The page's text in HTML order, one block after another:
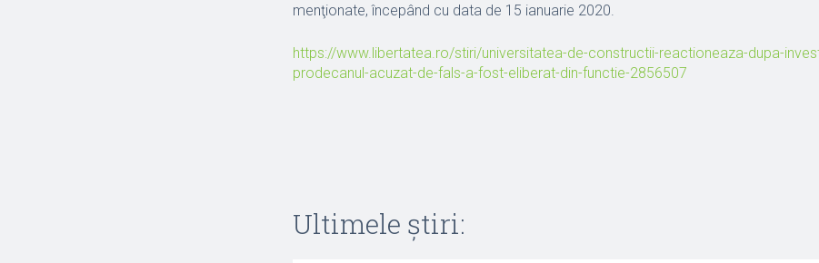
menţionate, începând cu data de 15 ianuarie 2020.
https://www.libertatea.ro/stiri/universitatea-de-constructii-reactioneaza-dupa-
prodecanul-acuzat-de-fals-a-fost-eliberat-din-functie-2856507
Ultimele știri: